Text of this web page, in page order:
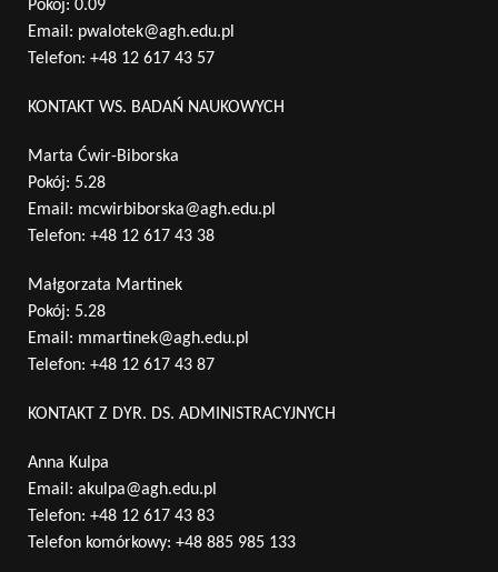
Pokój: 0.09
Email: pwalotek@agh.edu.pl
Telefon: +48 12 617 43 57
KONTAKT WS. BADAŃ NAUKOWYCH
Marta Ćwir-Biborska
Pokój: 5.28
Email: mcwirbiborska@agh.edu.pl
Telefon: +48 12 617 43 38
Małgorzata Martinek
Pokój: 5.28
Email: mmartinek@agh.edu.pl
Telefon: +48 12 617 43 87
KONTAKT Z DYR. DS. ADMINISTRACYJNYCH
Anna Kulpa
Email: akulpa@agh.edu.pl
Telefon: +48 12 617 43 83
Telefon komórkowy: +48 885 985 133